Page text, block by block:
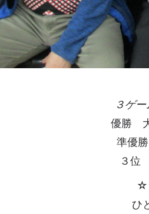
３ゲ
優勝
準優
３位
ひ